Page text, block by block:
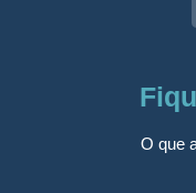
O que